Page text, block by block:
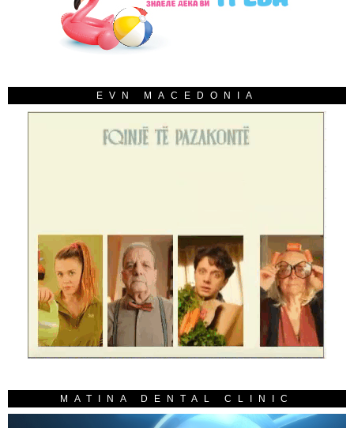
EVN MACEDONIA
MATINA DENTAL CLINIC